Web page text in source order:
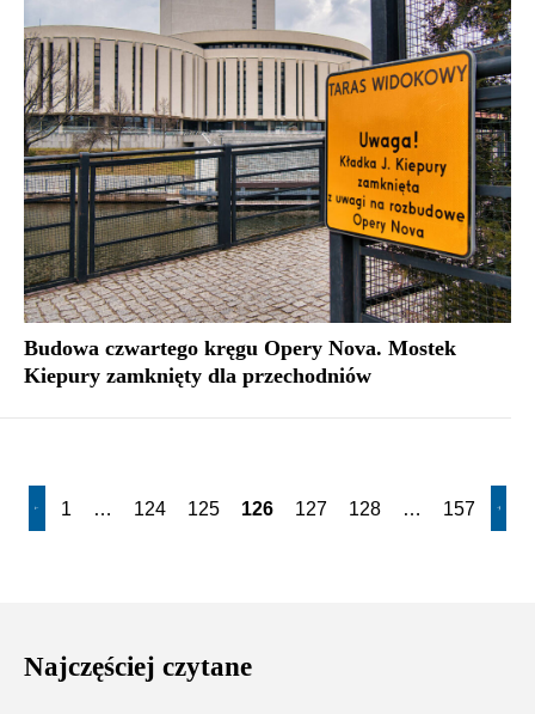
Budowa czwartego kręgu Opery Nova. Mostek
Kiepury zamknięty dla przechodniów
1 … 124 125 126 127 128 … 157
Najczęściej czytane